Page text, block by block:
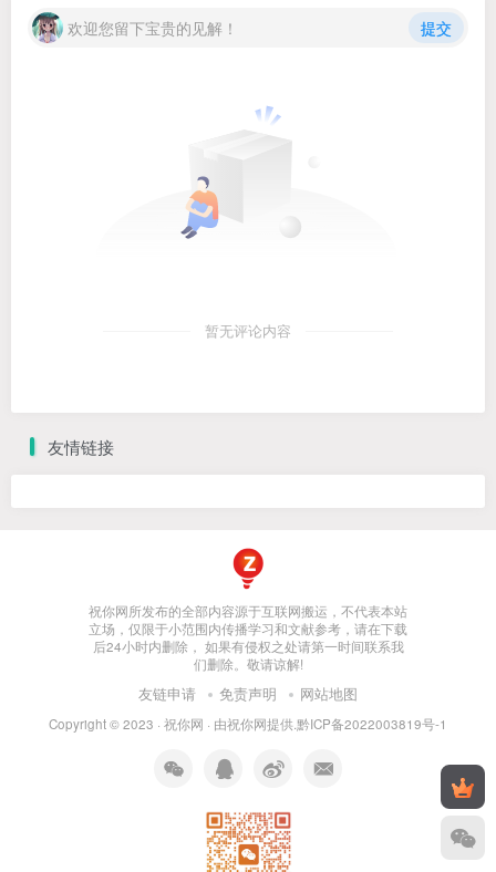
欢迎您留下宝贵的见解！ 提交
暂无评论内容
友情链接
祝你网所发布的全部内容源于互联网搬运，不代表本站
立场，仅限于小范围内传播学习和文献参考，请在下载
后24小时内删除， 如果有侵权之处请第一时间联系我
们删除。敬请谅解!
友链申请 免责声明 网站地图
Copyright © 2023 · 祝你网 · 由祝你网提供.黔ICP备2022003819号-1